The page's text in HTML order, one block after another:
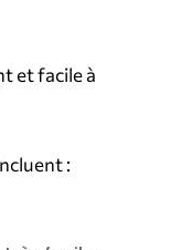
et facile à
: